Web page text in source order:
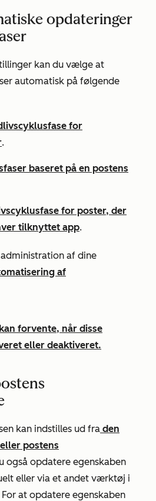
opdateringer
kan du vælge at
automatisk på følgende
for
.
baseret på en postens
for poster, der
tilknyttet app.
af dine
af
forvente, når disse
eller deaktiveret.
kan indstilles ud fra den
postens
også opdatere egenskaben
eller via et andet værktøj i
at opdatere egenskaben